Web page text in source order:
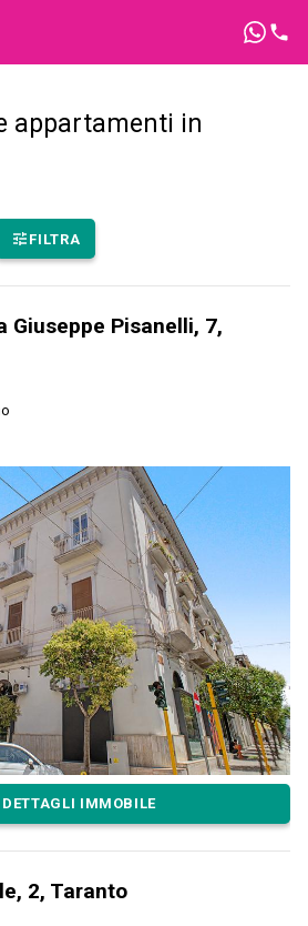
appartamenti in
FILTRA
Giuseppe Pisanelli, 7,
IMMOBILE
2, Taranto